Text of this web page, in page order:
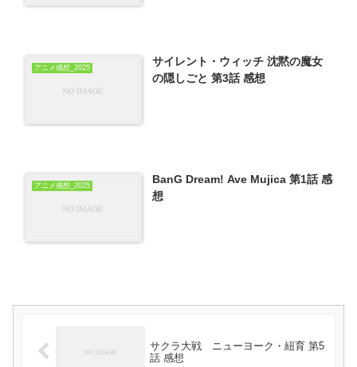
アニメ感想_2025
サイレント・ウィッチ 沈黙の魔女
の隠しごと 第3話 感想
アニメ感想_2025
BanG Dream! Ave Mujica 第1話 感
想
サクラ大戦 ニューヨーク・紐育 第5
話 感想